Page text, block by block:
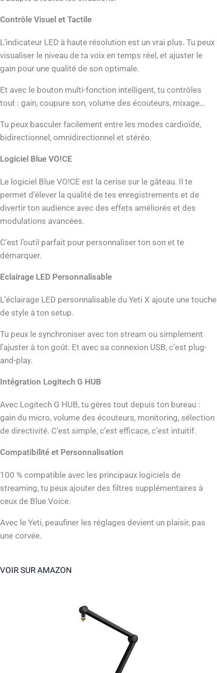
Contrôle Visuel et Tactile
L’indicateur LED à haute résolution est un vrai plus. Tu peux
visualiser le niveau de ta voix en temps réel, et ajuster le
gain pour une qualité de son optimale.
Et avec le bouton multi-fonction intelligent, tu contrôles
tout : gain, coupure son, volume des écouteurs, mixage…
Tu peux basculer facilement entre les modes cardioïde,
bidirectionnel, omnidirectionnel et stéréo.
Logiciel Blue VO!CE
Le logiciel Blue VO!CE est la cerise sur le gâteau. Il te
permet d’élever la qualité de tes enregistrements et de
divertir ton audience avec des effets améliorés et des
modulations avancées.
C’est l’outil parfait pour personnaliser ton son et te
démarquer.
Eclairage LED Personnalisable
L’éclairage LED personnalisable du Yeti X ajoute une touche
de style à ton setup.
Tu peux le synchroniser avec ton stream ou simplement
l’ajuster à ton goût. Et avec sa connexion USB, c’est plug-
and-play.
Intégration Logitech G HUB
Avec Logitech G HUB, tu gères tout depuis ton bureau :
gain du micro, volume des écouteurs, monitoring, sélection
de directivité. C’est simple, c’est efficace, c’est intuitif.
Compatibilité et Personnalisation
100 % compatible avec les principaux logiciels de
streaming, tu peux ajouter des filtres supplémentaires à
ceux de Blue Voice.
Avec le Yeti, peaufiner les réglages devient un plaisir, pas
une corvée.
VOIR SUR AMAZON